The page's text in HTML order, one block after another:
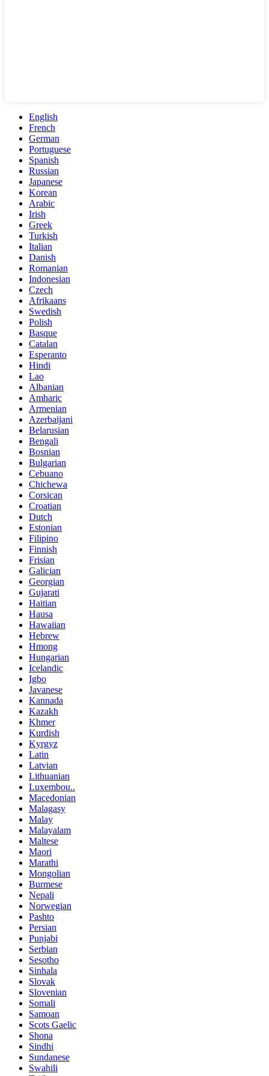
English
French
German
Portuguese
Spanish
Russian
Japanese
Korean
Arabic
Irish
Greek
Turkish
Italian
Danish
Romanian
Indonesian
Czech
Afrikaans
Swedish
Polish
Basque
Catalan
Esperanto
Hindi
Lao
Albanian
Amharic
Armenian
Azerbaijani
Belarusian
Bengali
Bosnian
Bulgarian
Cebuano
Chichewa
Corsican
Croatian
Dutch
Estonian
Filipino
Finnish
Frisian
Galician
Georgian
Gujarati
Haitian
Hausa
Hawaiian
Hebrew
Hmong
Hungarian
Icelandic
Igbo
Javanese
Kannada
Kazakh
Khmer
Kurdish
Kyrgyz
Latin
Latvian
Lithuanian
Luxembou..
Macedonian
Malagasy
Malay
Malayalam
Maltese
Maori
Marathi
Mongolian
Burmese
Nepali
Norwegian
Pashto
Persian
Punjabi
Serbian
Sesotho
Sinhala
Slovak
Slovenian
Somali
Samoan
Scots Gaelic
Shona
Sindhi
Sundanese
Swahili